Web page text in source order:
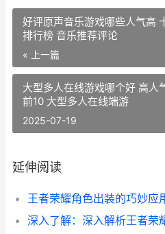
好评原声音乐游戏哪些人气高
排行榜 音乐推荐评论
« 上一篇
大型多人在线游戏哪个好 高人
前10 大型多人在线端游
2025-07-19
延伸阅读
王者荣耀角色出装的巧妙应
深入了解：深入解析王者荣